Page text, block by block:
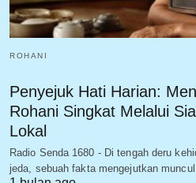
ROHANI
Penyejuk Hati Harian:
Rohani Singkat Melalui
Lokal
Radio Senda 1680 - Di tengah deru
jeda, sebuah fakta mengejutkan